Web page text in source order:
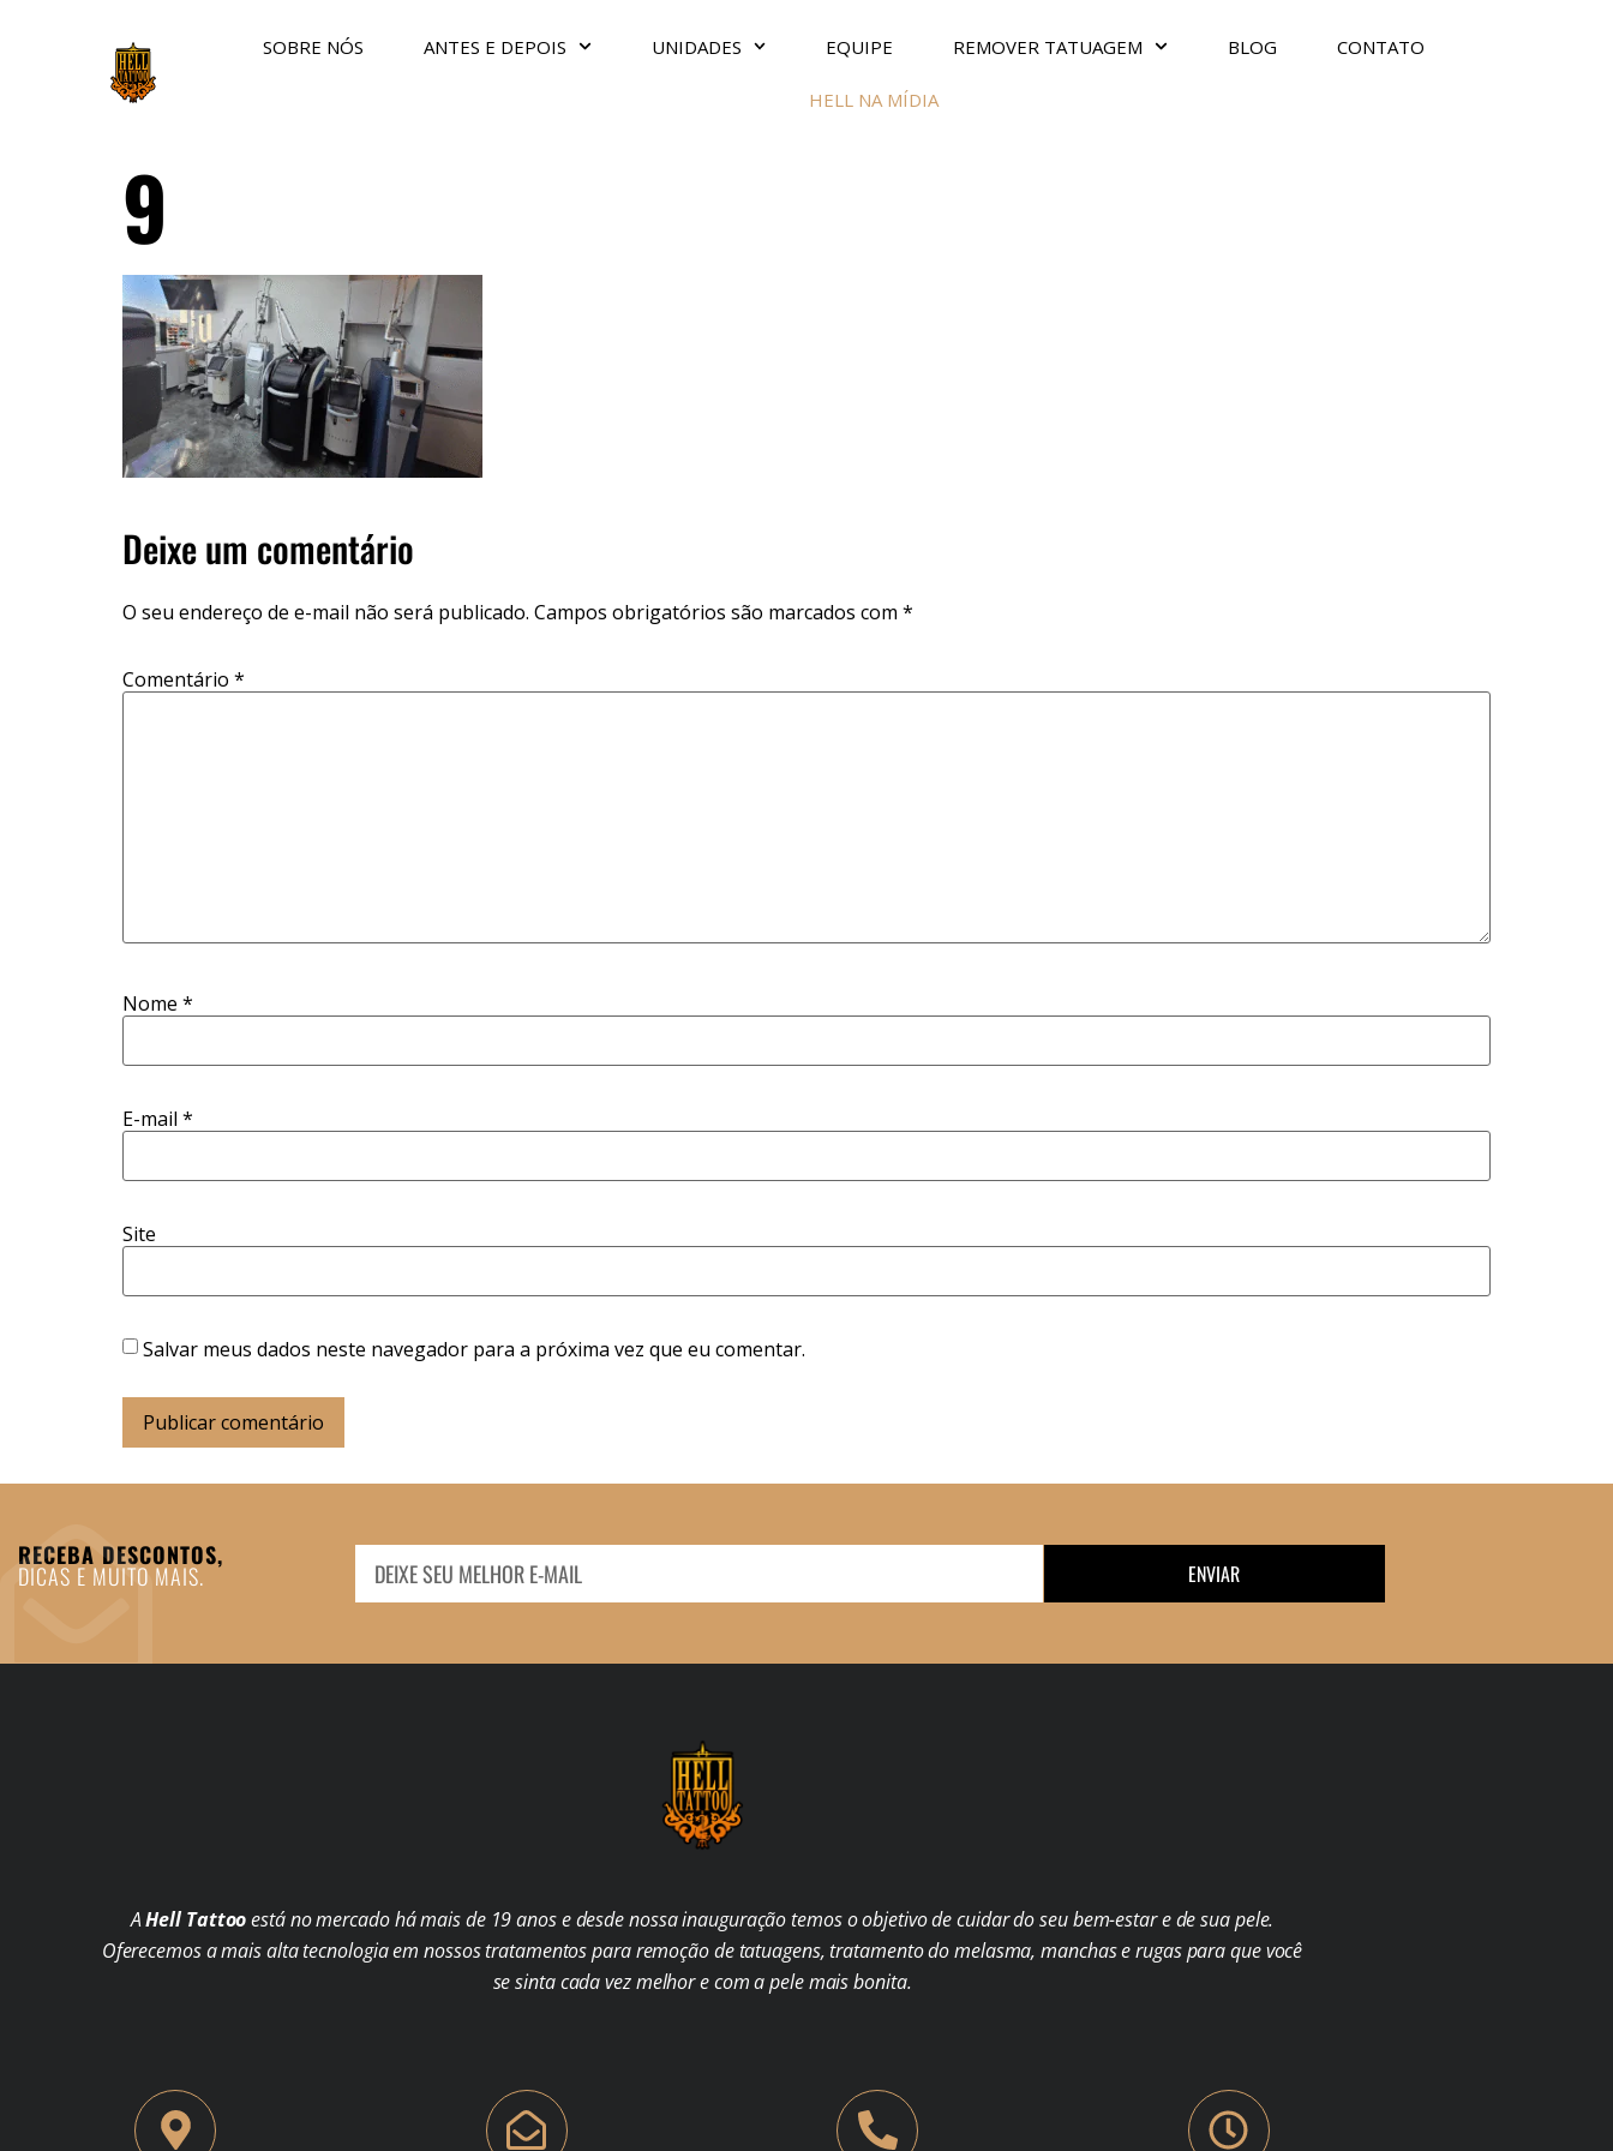
SOBRE NÓS ANTES E DEPOIS UNIDADES EQUIPE REMOVER TATUAGEM BLOG CONTATO
HELL NA MÍDIA
9
Deixe um comentário
O seu endereço de e-mail não será publicado. Campos obrigatórios são marcados com *
Comentário *
Nome *
E-mail *
Site
Salvar meus dados neste navegador para a próxima vez que eu comentar.
RECEBA DESCONTOS,
DICAS E MUITO MAIS. ENVIAR
AHell Tattooestá no mercado há mais de 19 anos e desde nossa inauguração temos o objetivo de cuidar do seu bem-estar e de sua pele.
Oferecemos a mais alta tecnologia em nossos tratamentos para remoção de tatuagens, tratamento do melasma, manchas e rugas para que você
se sinta cada vez melhor e com a pele mais bonita.